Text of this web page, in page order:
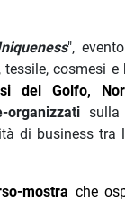
",
cosmesi e
del Golfo,
organizzati sulla
di business tra
mostra che